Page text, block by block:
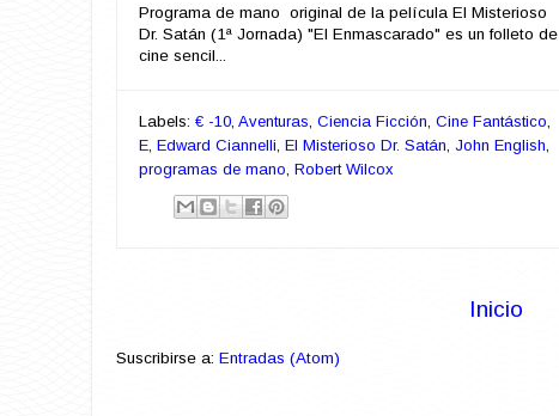
Programa de mano original de la película El Misterioso
Dr. Satán (1ª Jornada) "El Enmascarado" es un folleto de
cine sencil...
Labels: € -10 Aventuras Ciencia Ficción Cine Fantástico
E Edward Ciannelli El Misterioso Dr. Satán John English
programas de mano Robert Wilcox
Inicio
Suscribirse a: Entradas (Atom)